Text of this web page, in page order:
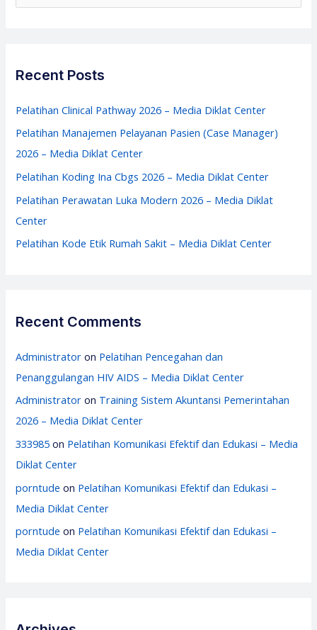
Diklat
e
f
o
r
Recent Posts
Pelatihan Clinical Pathway 2026 – Media Diklat Center
Pelatihan Manajemen Pelayanan Pasien (Case Manager)
2026 – Media Diklat Center
Pelatihan Koding Ina Cbgs 2026 – Media Diklat Center
Pelatihan Perawatan Luka Modern 2026 – Media Diklat
Center
Pelatihan Kode Etik Rumah Sakit – Media Diklat Center
Recent Comments
Administrator on Pelatihan Pencegahan dan
Penanggulangan HIV AIDS – Media Diklat Center
Administrator on Training Sistem Akuntansi Pemerintahan
2026 – Media Diklat Center
333985 on Pelatihan Komunikasi Efektif dan Edukasi – Media
Diklat Center
porntude on Pelatihan Komunikasi Efektif dan Edukasi –
Media Diklat Center
porntude on Pelatihan Komunikasi Efektif dan Edukasi –
Media Diklat Center